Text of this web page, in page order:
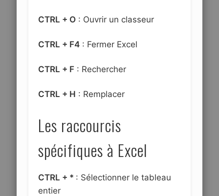
CTRL + O : Ouvrir un classeur
CTRL + F4 : Fermer Excel
CTRL + F : Rechercher
CTRL + H : Remplacer
Les raccourcis
spécifiques à Excel
CTRL + * : Sélectionner le tableau
entier